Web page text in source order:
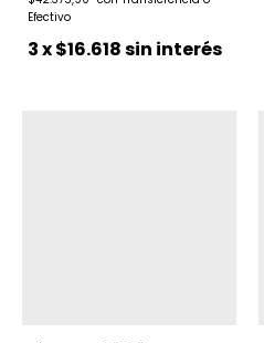
3x$16.618sin interés